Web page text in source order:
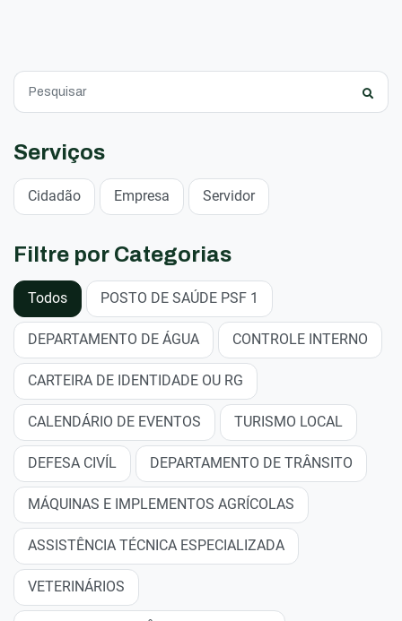
Serviços
Cidadão Empresa Servidor
Filtre por Categorias
Todos POSTO DE SAÚDE PSF 1
DEPARTAMENTO DE ÁGUA CONTROLE INTERNO
CARTEIRA DE IDENTIDADE OU RG
CALENDÁRIO DE EVENTOS TURISMO LOCAL
DEFESA CIVÍL DEPARTAMENTO DE TRÂNSITO
MÁQUINAS E IMPLEMENTOS AGRÍCOLAS
ASSISTÊNCIA TÉCNICA ESPECIALIZADA
VETERINÁRIOS